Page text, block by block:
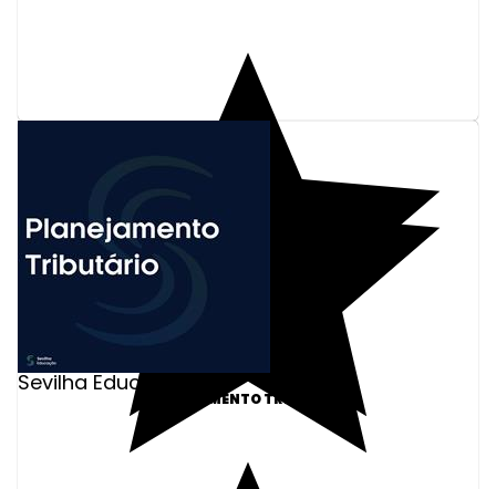
Sevilha Educação
PLANEJAMENTO TRIBUTÁRIO